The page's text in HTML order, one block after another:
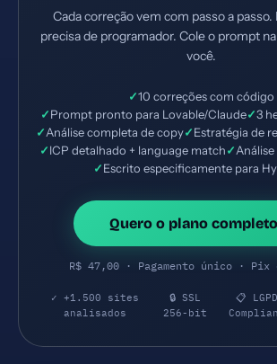
Cada correção vem com passo a
precisa de programador. Cole o prompt
você.
✓10 correções com código
✓Prompt pronto para Lovable/Claude✓3
✓Análise completa de copy✓Estratégia de
✓ICP detalhado + language match✓
✓Escrito especificamente para
Quero o plano completo
R$ 47,00 · Pagamento único ·
✓ +1.500 sites
analisados
🔒 SSL
256-bit
📋 LGPD